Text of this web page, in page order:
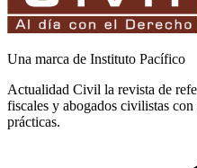
Una marca de Instituto Pacífico
Actualidad Civil la revista de
fiscales y abogados civilistas
prácticas.